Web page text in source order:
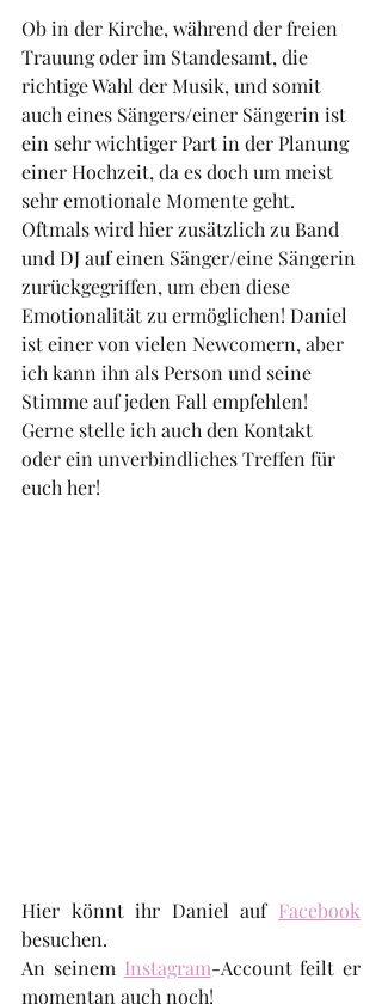
Ob in der Kirche, während der freien
Trauung oder im Standesamt, die
richtige Wahl der Musik, und somit
auch eines Sängers/einer Sängerin ist
ein sehr wichtiger Part in der Planung
einer Hochzeit, da es doch um meist
sehr emotionale Momente geht.
Oftmals wird hier zusätzlich zu Band
und DJ auf einen Sänger/eine Sängerin
zurückgegriffen, um eben diese
Emotionalität zu ermöglichen! Daniel
ist einer von vielen Newcomern, aber
ich kann ihn als Person und seine
Stimme auf jeden Fall empfehlen!
Gerne stelle ich auch den Kontakt
oder ein unverbindliches Treffen für
euch her!
Hier könnt ihr Daniel auf Facebook
besuchen.
An seinem Instagram-Account feilt er
momentan auch noch!